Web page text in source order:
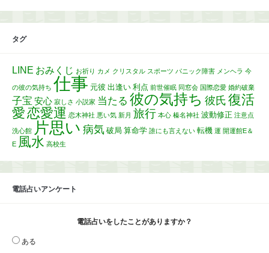
タグ
LINE おみくじ お祈り カメ クリスタル スポーツ パニック障害 メンヘラ 今
の彼の気持ち 仕事 元彼 出逢い 利点 前世催眠 同窓会 国際恋愛 婚約破棄
子宝 安心 寂しさ 小説家 当たる 彼の気持ち 彼氏 復活
愛恋愛運 恋木神社 悪い気 新月 旅行 本心 榛名神社 波動修正 注意点
洗心館 片思い 病気 破局 算命学 誰にも言えない 転機 運 開運館E＆
E 風水 高校生
電話占いアンケート
電話占いをしたことがありますか？
ある